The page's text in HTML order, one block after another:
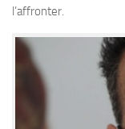
l’affronter.